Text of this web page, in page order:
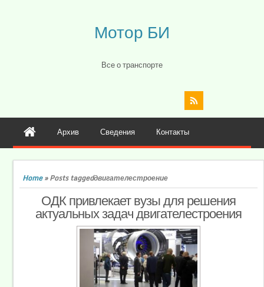
Мотор БИ
Все о транспорте
Архив Сведения Контакты
Home»Posts taggedдвигателестроение
ОДК привлекает вузы для решения
актуальных задач двигателестроения